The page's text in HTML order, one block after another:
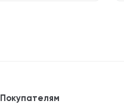
Покупателям